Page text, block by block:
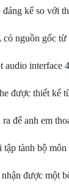
kể so với
nguồn gốc
được thiết kế
để anh em
tành bộ môn
được một